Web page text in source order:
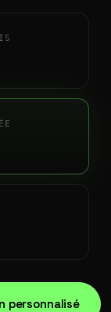
personnalisé